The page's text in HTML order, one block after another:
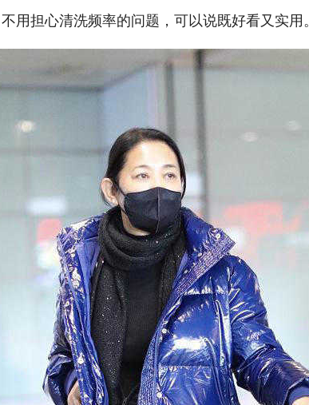
用担心清洗频率的问题，可以说既好看又实用。